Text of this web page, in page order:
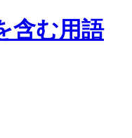
含む用語